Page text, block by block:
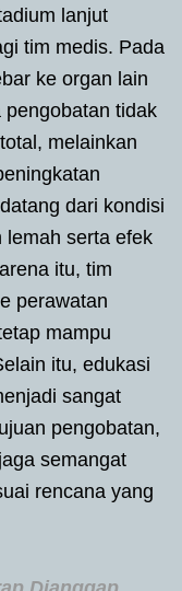
lanjut
tim medis. Pada
ke organ lain
tidak
melainkan
dari kondisi
lemah serta efek
itu, tim
perawatan
mampu
itu, edukasi
sangat
pengobatan,
semangat
rencana yang